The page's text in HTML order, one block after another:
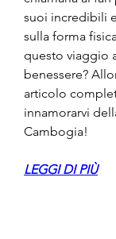
suoi incredibili
sulla forma
questo viaggio
benessere?
articolo
innamorarvi
Cambogia!
LEGGI DI PIÙ